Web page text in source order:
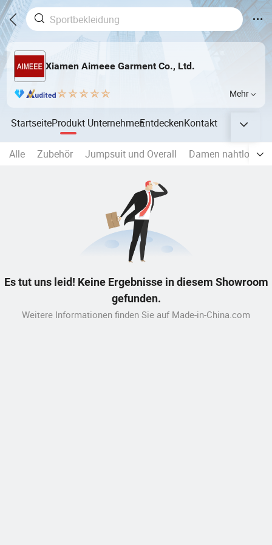
Xiamen Aimeee Garment Co., Ltd.
Mehr
StartseiteProdukt UnternehmenEntdeckenKontakt
Alle Zubehör Jumpsuit und Overall Damen nahtlos
Es tut uns leid! Keine Ergebnisse in diesem Showroom
gefunden.
Weitere Informationen finden Sie auf Made-in-China.com